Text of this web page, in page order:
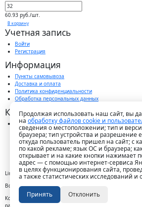
60.93 руб./шт.
В корзину
Учетная запись
Войти
Регистрация
Информация
Пункты самовывоза
Доставка и оплата
Политика конфиденциальности
Обработка персональных данных
Контакты
г. Краснодар, пос. Победитель, ул. Быстрая, 11/1а
8-989-265-35-35 (звонок бесплатный)
Пн-Пт 9.00 — 18.00
office@lirapack.com
Посмотреть на карте
Lirapack ©2026 Все права защищены.
Все торговые марки принадлежат их владельцам
Копирование составляющих частей сайта в какой бы
разрешения владельца авторских прав запрещено
Продолжая использовать наш сайт, вы
на обработку файлов cookie и
сведения о местоположении; тип и
браузера; тип устройства и разрешение
откуда пользователь пришел на сайт; с
по какой рекламе; язык ОС и браузера;
открывает и на какие кнопки нажимает
адрес — с помощью интернет-сервиса
в целях функционирования сайта,
а также статистических исследований и
Принять Отклонить